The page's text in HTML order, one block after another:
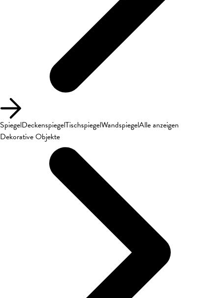
SpiegelDeckenspiegelTischspiegelWandspiegelAlle anzeigen
Dekorative Objekte